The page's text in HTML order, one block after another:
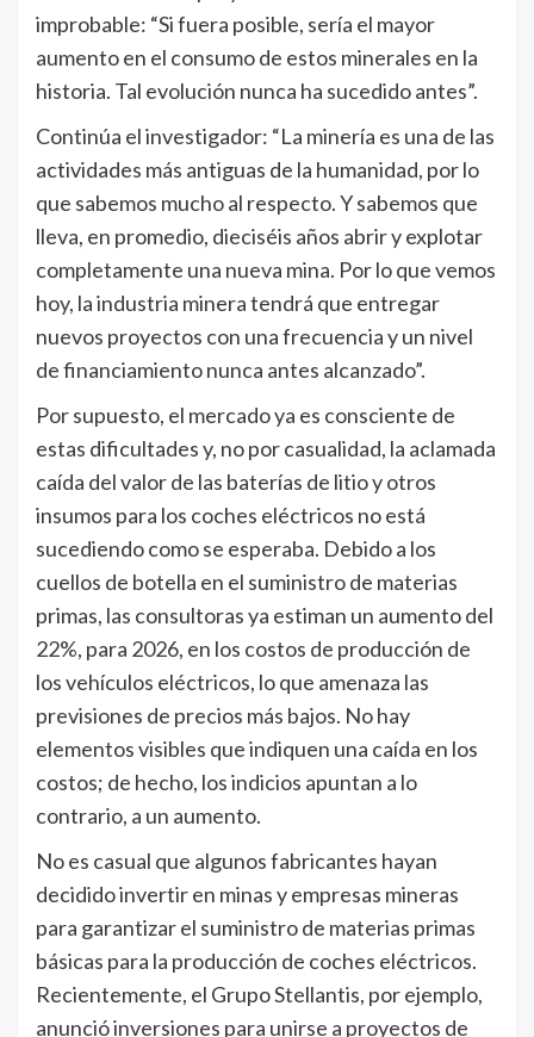
improbable: “Si fuera posible, sería el mayor
aumento en el consumo de estos minerales en la
historia. Tal evolución nunca ha sucedido antes”.
Continúa el investigador: “La minería es una de las
actividades más antiguas de la humanidad, por lo
que sabemos mucho al respecto. Y sabemos que
lleva, en promedio, dieciséis años abrir y explotar
completamente una nueva mina. Por lo que vemos
hoy, la industria minera tendrá que entregar
nuevos proyectos con una frecuencia y un nivel
de financiamiento nunca antes alcanzado”.
Por supuesto, el mercado ya es consciente de
estas dificultades y, no por casualidad, la aclamada
caída del valor de las baterías de litio y otros
insumos para los coches eléctricos no está
sucediendo como se esperaba. Debido a los
cuellos de botella en el suministro de materias
primas, las consultoras ya estiman un aumento del
22%, para 2026, en los costos de producción de
los vehículos eléctricos, lo que amenaza las
previsiones de precios más bajos. No hay
elementos visibles que indiquen una caída en los
costos; de hecho, los indicios apuntan a lo
contrario, a un aumento.
No es casual que algunos fabricantes hayan
decidido invertir en minas y empresas mineras
para garantizar el suministro de materias primas
básicas para la producción de coches eléctricos.
Recientemente, el Grupo Stellantis, por ejemplo,
anunció inversiones para unirse a proyectos de